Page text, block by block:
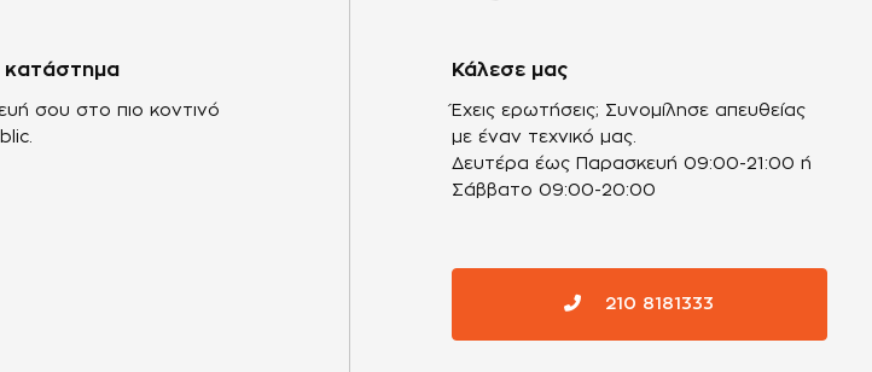
κατάστημα
σου στο πιο κοντινό
Κάλεσε μας
Έχεις ερωτήσεις; Συνομίλησε απευθείας
με έναν τεχνικό μας.
Δευτέρα έως Παρασκευή 09:00-21:00 ή
Σάββατο 09:00-20:00
210 8181333